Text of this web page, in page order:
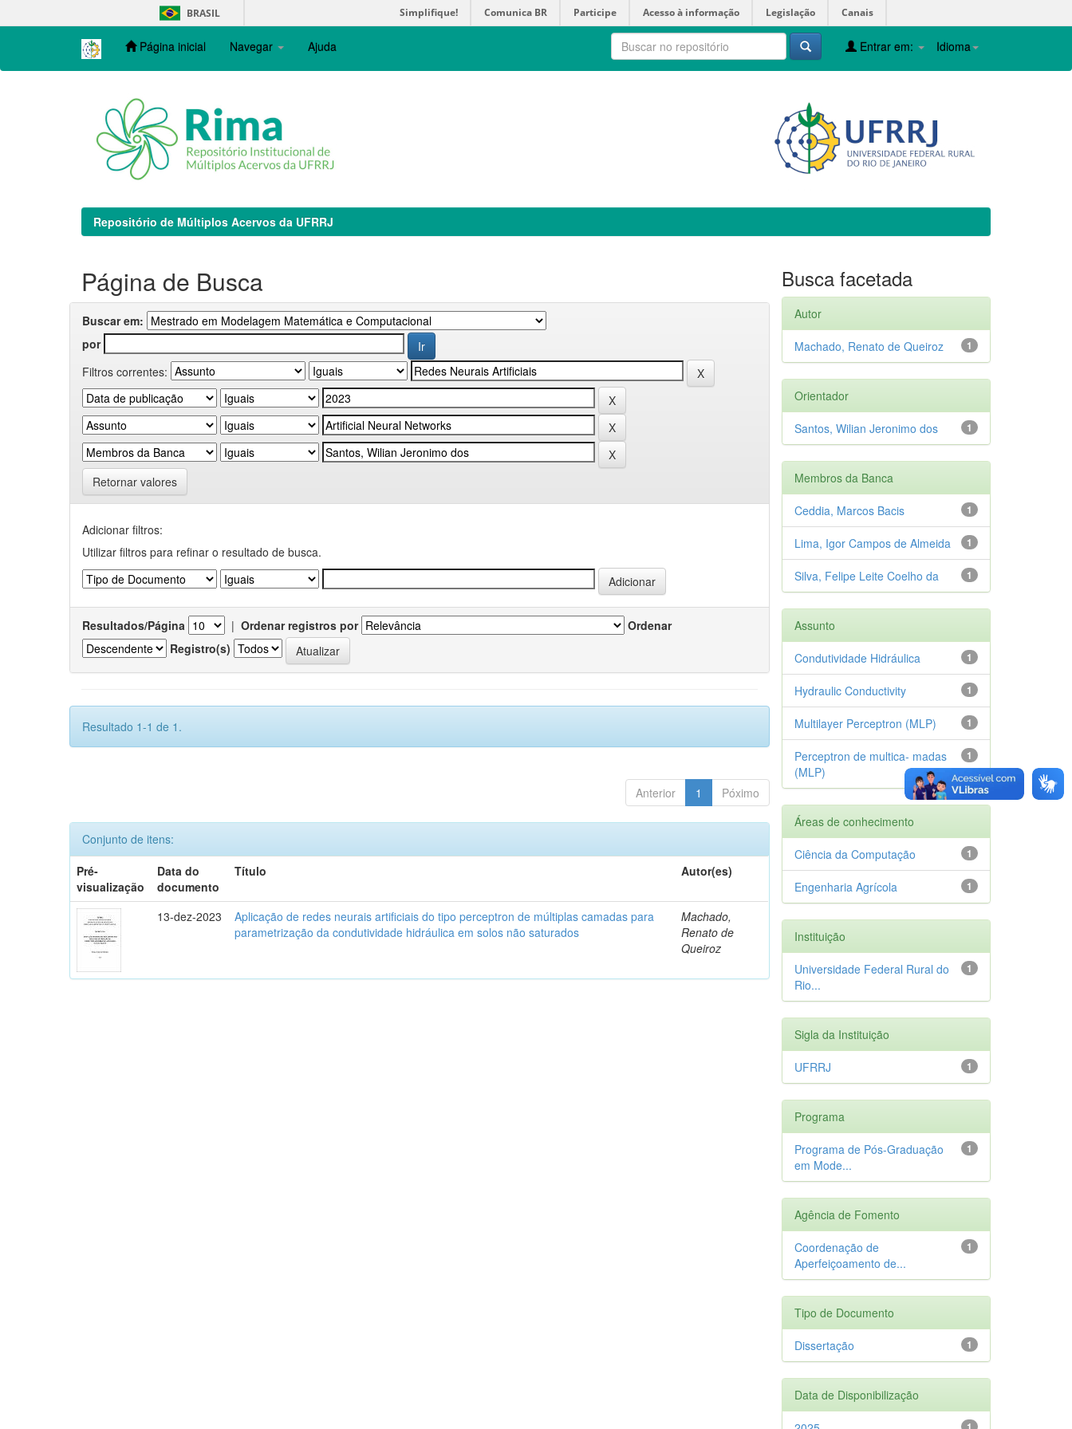
navigation
BRASIL Simplifique! Comunica BR Participe Acesso à informação Legislação Canais
Página inicial Navegar Ajuda Idioma
Entrar em:
Repositório de Múltiplos Acervos da UFRRJ
Página de Busca
Buscar em:
por
Filtros correntes:
Retornar valores
Adicionar filtros:
Utilizar filtros para refinar o resultado de busca.
Resultados/Página | Ordenar registros por
Ordenar
Registro(s)
Resultado 1-1 de 1.
Anterior 1 Póximo
Conjunto de itens:
Pré-
visualização
Data do
documento
Título Autor(es)
13-dez-2023
Aplicação de redes neurais artificiais do tipo perceptron de múltiplas camadas para
parametrização da condutividade hidráulica em solos não saturados
Machado,
Renato de
Queiroz
Busca facetada
Autor
1
Machado, Renato de Queiroz
Orientador
1
Santos, Wilian Jeronimo dos
Membros da Banca
1
Ceddia, Marcos Bacis
1
Lima, Igor Campos de Almeida
1
Silva, Felipe Leite Coelho da
Assunto
1
Condutividade Hidráulica
1
Hydraulic Conductivity
1
Multilayer Perceptron (MLP)
1
Perceptron de multica- madas
(MLP)
Áreas de conhecimento
1
Ciência da Computação
1
Engenharia Agrícola
Instituição
1
Universidade Federal Rural do
Rio...
Sigla da Instituição
1
UFRRJ
Programa
1
Programa de Pós-Graduação
em Mode...
Agência de Fomento
1
Coordenação de
Aperfeiçoamento de...
Tipo de Documento
1
Dissertação
Data de Disponibilização